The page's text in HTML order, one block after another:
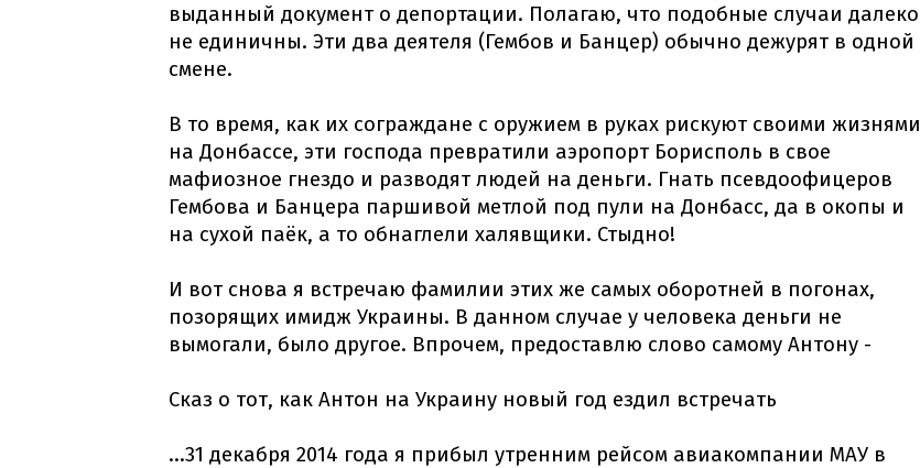
выданный документ о депортации. Полагаю, что подобные случаи далеко
не единичны. Эти два деятеля (Гембов и Банцер) обычно дежурят в одной
смене.
В то время, как их сограждане с оружием в руках рискуют своими жизнями
на Донбассе, эти господа превратили аэропорт Борисполь в свое
мафиозное гнездо и разводят людей на деньги. Гнать псевдоофицеров
Гембова и Банцера паршивой метлой под пули на Донбасс, да в окопы и
на сухой паёк, а то обнаглели халявщики. Стыдно!
И вот снова я встречаю фамилии этих же самых оборотней в погонах,
позорящих имидж Украины. В данном случае у человека деньги не
вымогали, было другое. Впрочем, предоставлю слово самому Антону -
Сказ о тот, как Антон на Украину новый год ездил встречать
...31 декабря 2014 года я прибыл утренним рейсом авиакомпании МАУ в